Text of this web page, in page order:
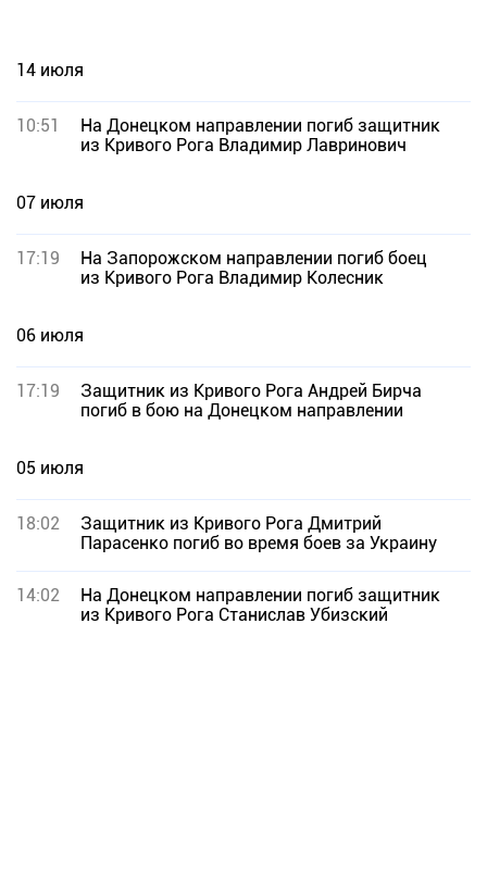
14 июля
10:51
На Донецком направлении погиб защитник
из Кривого Рога Владимир Лавринович
07 июля
17:19
На Запорожском направлении погиб боец
из Кривого Рога Владимир Колесник
06 июля
17:19
Защитник из Кривого Рога Андрей Бирча
погиб в бою на Донецком направлении
05 июля
18:02
Защитник из Кривого Рога Дмитрий
Парасенко погиб во время боев за Украину
14:02
На Донецком направлении погиб защитник
из Кривого Рога Станислав Убизский